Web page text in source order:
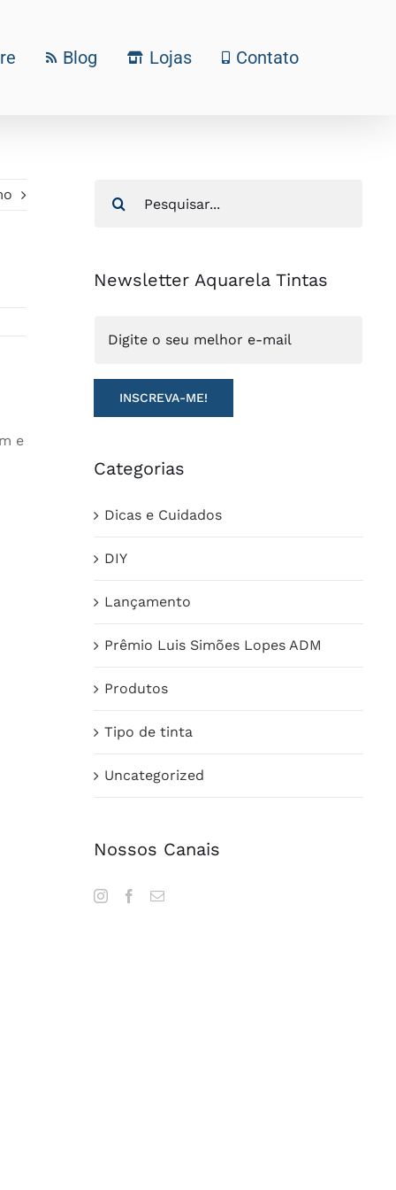
Blog Lojas Contato
e
resultados
Newsletter Aquarela Tintas
Categorias
Dicas e Cuidados
DIY
Lançamento
Prêmio Luis Simões Lopes ADM
Produtos
Tipo de tinta
Uncategorized
Nossos Canais